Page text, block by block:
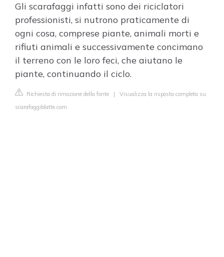
Gli scarafaggi infatti sono dei riciclatori
professionisti, si nutrono praticamente di
ogni cosa, comprese piante, animali morti e
rifiuti animali e successivamente concimano
il terreno con le loro feci, che aiutano le
piante, continuando il ciclo.
Richiesta di rimozione della fonte | Visualizza la risposta completa su
scarafaggiblatte.com